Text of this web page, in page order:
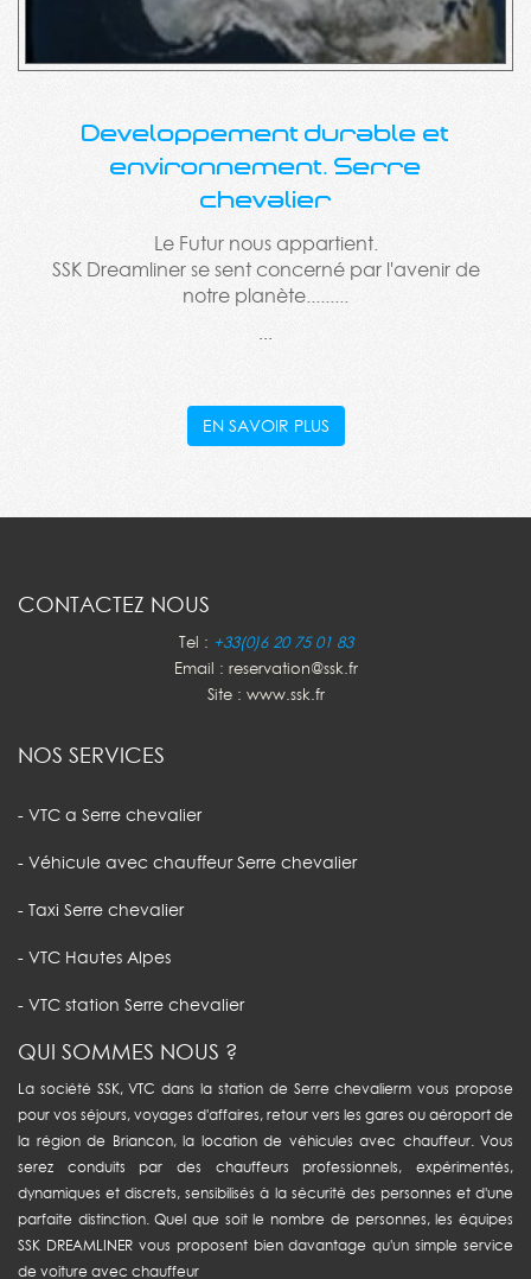
Developpement durable et
environnement. Serre
chevalier
Le Futur nous appartient.
SSK Dreamliner se sent concerné par l'avenir de
notre planète.........
EN SAVOIR PLUS
CONTACTEZ NOUS
Tel : +33(0)6 20 75 01 83
Email : reservation@ssk.fr
Site : www.ssk.fr
NOS SERVICES
- VTC a Serre chevalier
- Véhicule avec chauffeur Serre chevalier
- Taxi Serre chevalier
- VTC Hautes Alpes
- VTC station Serre chevalier
QUI SOMMES NOUS ?
La société SSK, VTC dans la station de Serre chevalierm vous propose
pour vos séjours, voyages d'affaires, retour vers les gares ou aéroport de
la région de Briancon, la location de véhicules avec chauffeur. Vous
serez conduits par des chauffeurs professionnels, expérimentés,
dynamiques et discrets, sensibilisés à la sécurité des personnes et d'une
parfaite distinction. Quel que soit le nombre de personnes, les équipes
SSK DREAMLINER vous proposent bien davantage qu'un simple service
de voiture avec chauffeur